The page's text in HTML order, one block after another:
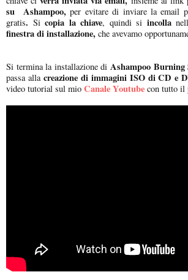
su Ashampoo,per evitare di inviare la email
gratis. Si copia la chiave, quindi si incolla
finestra di installazione, che avevamo
Si termina la installazione di Ashampoo
passa allacreazione di immagini ISO di CD e
video tutorial sul mio Canale Youtube con tutto il